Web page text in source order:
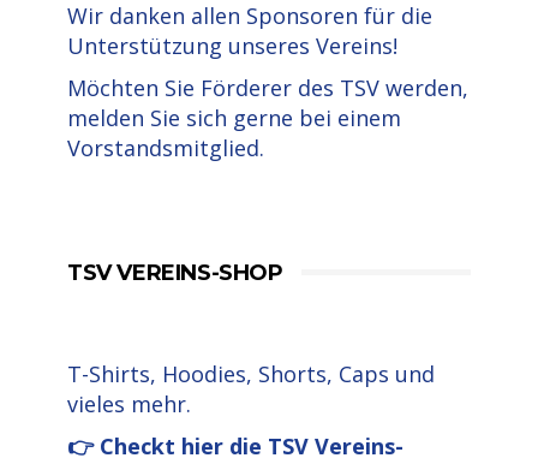
Wir danken allen Sponsoren für die
Unterstützung unseres Vereins!
Möchten Sie Förderer des TSV werden,
melden Sie sich gerne bei einem
Vorstandsmitglied.
TSV VEREINS-SHOP
T-Shirts, Hoodies, Shorts, Caps und
vieles mehr.
👉 Checkt hier die TSV Vereins-